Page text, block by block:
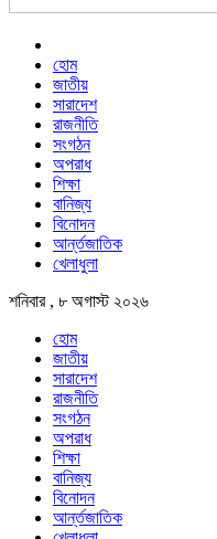
হোম
জাতীয়
সারাদেশ
রাজনীতি
সংগঠন
অপরাধ
শিক্ষা
বানিজ্য
বিনোদন
আর্ন্তজাতিক
খেলাধুলা
শনিবার , ৮ অগাস্ট ২০২৬
হোম
জাতীয়
সারাদেশ
রাজনীতি
সংগঠন
অপরাধ
শিক্ষা
বানিজ্য
বিনোদন
আর্ন্তজাতিক